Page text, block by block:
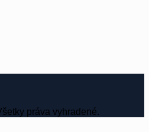
práva vyhradené.